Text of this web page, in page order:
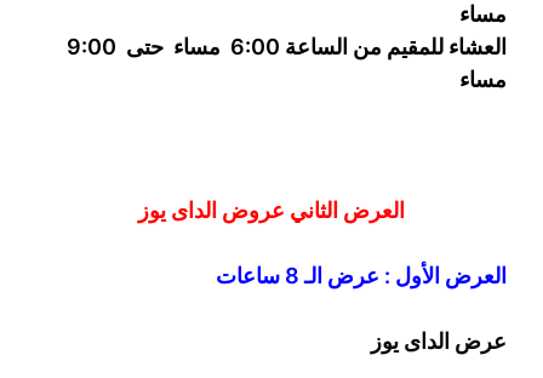
مساء
العشاء للمقيم من الساعة 6:00 مساء حتى 9:00
مساء
العرض الثاني عروض الداى يوز
العرض الأول : عرض الـ 8 ساعات
عرض الداى يوز